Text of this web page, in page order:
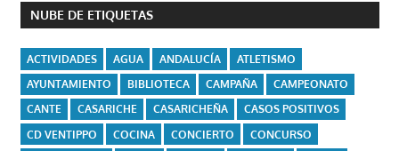
NUBE DE ETIQUETAS
ACTIVIDADES AGUA ANDALUCÍA
ATLETISMO
AYUNTAMIENTO
BIBLIOTECA CAMPAÑA
CAMPEONATO
CANTE
CASARICHE CASARICHEÑA
CASOS POSITIVOS
CD VENTIPPO
COCINA CONCIERTO
CONCURSO